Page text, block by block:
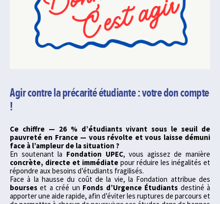
Agir contre la précarité étudiante : votre don compte
!
Ce chiffre — 26 % d’étudiants vivant sous le seuil de
pauvreté en France — vous révolte et vous laisse démuni
face à l’ampleur de la situation ?
En soutenant la Fondation UPEC, vous agissez de manière
concrète, directe et immédiate pour réduire les inégalités et
répondre aux besoins d’étudiants fragilisés.
Face à la hausse du coût de la vie, la Fondation attribue des
bourses et a créé un Fonds d’Urgence Étudiants destiné à
apporter une aide rapide, afin d’éviter les ruptures de parcours et